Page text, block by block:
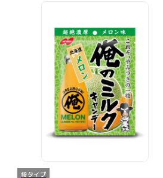
袋タイプ